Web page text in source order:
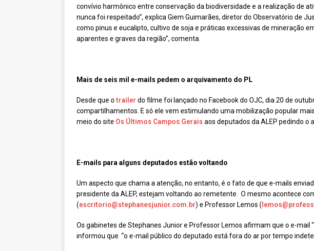
convívio harmônico entre conservação da biodiversidade e a realização de
nunca foi respeitado”, explica Giem Guimarães, diretor do Observatório de
como pinus e eucalipto, cultivo de soja e práticas excessivas de mineração
aparentes e graves da região”, comenta.
Mais de seis mil e-mails pedem o arquivamento do PL
Desde que o trailer do filme foi lançado no Facebook do OJC, dia 20 de
compartilhamentos. E só ele vem estimulando uma mobilização popular
meio do site Os Últimos Campos Gerais aos deputados da ALEP pedindo o
E-mails para alguns deputados estão voltando
Um aspecto que chama a atenção, no entanto, é o fato de que e-mails
presidente da ALEP, estejam voltando ao remetente. O mesmo acontece
(escritorio@stephanesjunior.com.br) e Professor Lemos (
Os gabinetes de Stephanes Junior e Professor Lemos afirmam que o e-
informou que “o e-mail público do deputado está fora do ar por tempo